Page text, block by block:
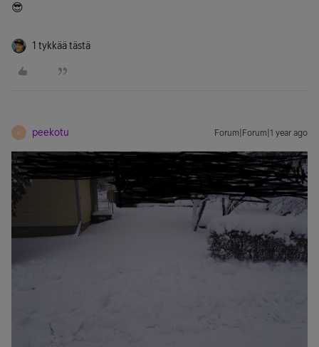
😎
1 tykkää tästä
P peekotu Forum|Forum|1 year ago